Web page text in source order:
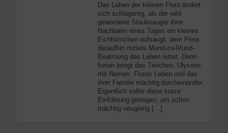
Das Leben der kleinen Flora ändert
sich schlagartig, als der wild
gewordene Staubsauger ihrer
Nachbarin eines Tages ein kleines
Eichhörnchen aufsaugt, dem Flora
daraufhin mittels Mund-zu-Mund-
Beatmung das Leben rettet. Denn
fortan bringt das Tierchen, Ulysses
mit Namen, Floras Leben und das
ihrer Familie mächtig durcheinander.
Eigentlich sollte diese kurze
Einführung genügen, um schon
mächtig neugierig […]